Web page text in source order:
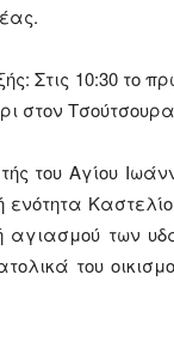
Στις 10:30 το
στον
του Αγίου
αγιασμού των
του